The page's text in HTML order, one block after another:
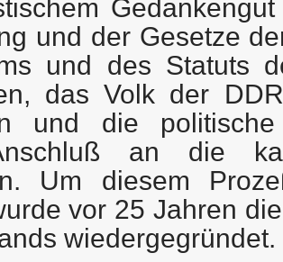
und der Gesetze
und des Statuts
das Volk der
und die
an die
Um diesem
vor 25 Jahren
wiedergegründet.